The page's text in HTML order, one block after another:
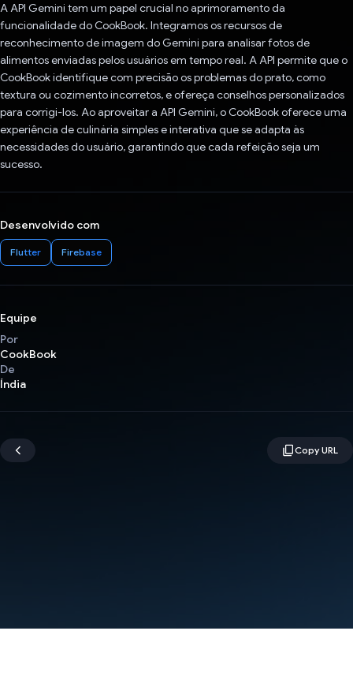
A API Gemini tem um papel crucial no aprimoramento da
funcionalidade do CookBook. Integramos os recursos de
reconhecimento de imagem do Gemini para analisar fotos de
alimentos enviadas pelos usuários em tempo real. A API permite que o
CookBook identifique com precisão os problemas do prato, como
textura ou cozimento incorretos, e ofereça conselhos personalizados
para corrigi-los. Ao aproveitar a API Gemini, o CookBook oferece uma
experiência de culinária simples e interativa que se adapta às
necessidades do usuário, garantindo que cada refeição seja um
sucesso.
Desenvolvido com
Flutter Firebase
Equipe
Por
CookBook
De
Índia